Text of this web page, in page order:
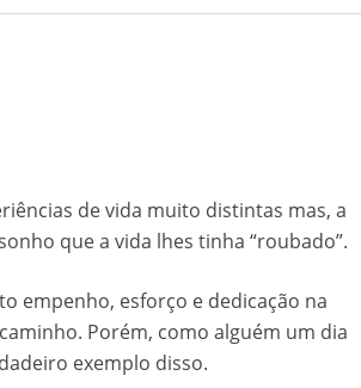
de vida muito distintas mas, a
que a vida lhes tinha “roubado”.
empenho, esforço e dedicação na
Porém, como alguém um dia
exemplo disso.